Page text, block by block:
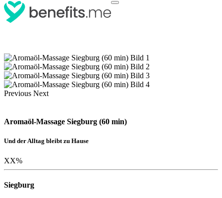
Previous Next
Aromaöl-Massage Siegburg (60 min)
Und der Alltag bleibt zu Hause
XX%
Siegburg